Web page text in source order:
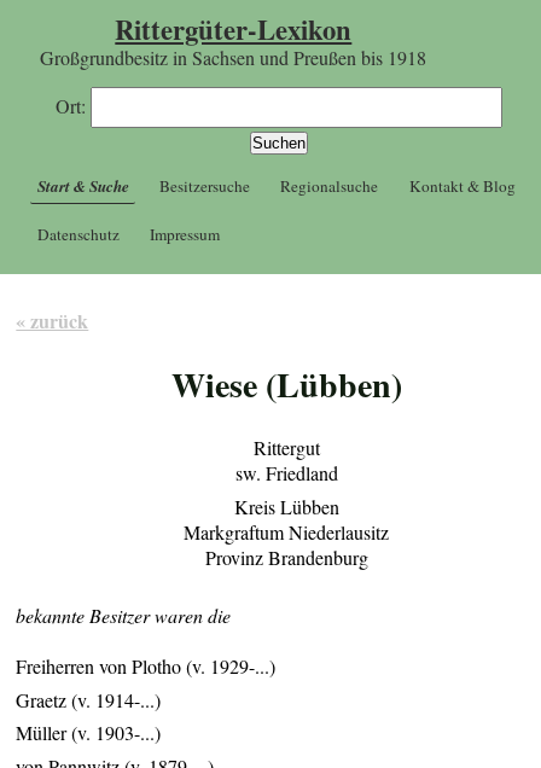
Rittergüter-Lexikon
Großgrundbesitz in Sachsen und Preußen bis 1918
Ort:
Start & Suche Besitzersuche Regionalsuche Kontakt & Blog
Datenschutz Impressum
« zurück
Wiese (Lübben)
Rittergut
sw. Friedland
Kreis Lübben
Markgraftum Niederlausitz
Provinz Brandenburg
bekannte Besitzer waren die
Freiherren von Plotho (v. 1929-...)
Graetz (v. 1914-...)
Müller (v. 1903-...)